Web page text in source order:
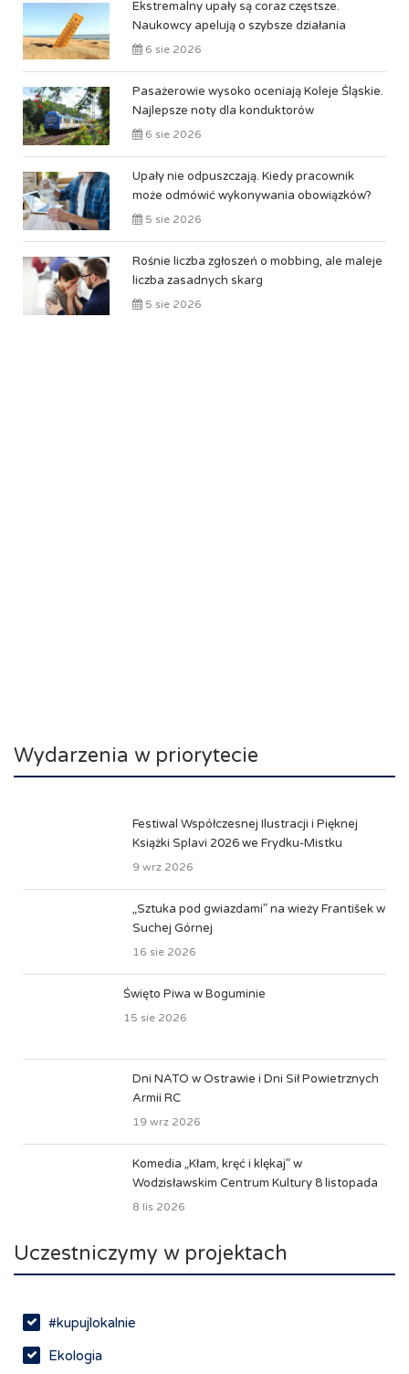
Ekstremalny upały są coraz częstsze.
Naukowcy apelują o szybsze działania
6 sie 2026
Pasażerowie wysoko oceniają Koleje Śląskie.
Najlepsze noty dla konduktorów
6 sie 2026
Upały nie odpuszczają. Kiedy pracownik
może odmówić wykonywania obowiązków?
5 sie 2026
Rośnie liczba zgłoszeń o mobbing, ale maleje
liczba zasadnych skarg
5 sie 2026
Wydarzenia w priorytecie
Festiwal Współczesnej Ilustracji i Pięknej
Książki Splavi 2026 we Frydku-Mistku
9 wrz 2026
„Sztuka pod gwiazdami” na wieży František w
Suchej Górnej
16 sie 2026
Święto Piwa w Boguminie
15 sie 2026
Dni NATO w Ostrawie i Dni Sił Powietrznych
Armii RC
19 wrz 2026
Komedia „Kłam, kręć i klękaj” w
Wodzisławskim Centrum Kultury 8 listopada
8 lis 2026
Uczestniczymy w projektach
#kupujlokalnie
Ekologia